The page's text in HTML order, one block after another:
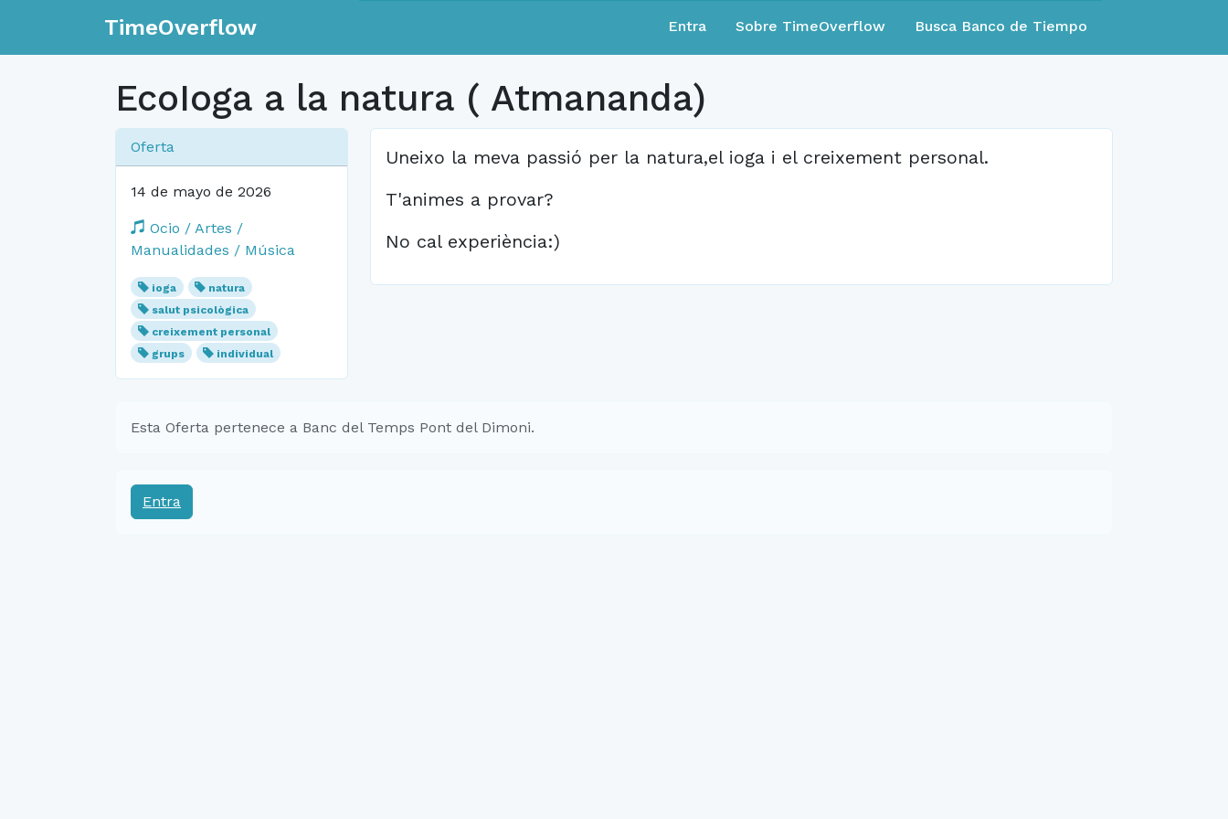
TimeOverflow Entra Sobre TimeOverflow Busca Banco de Tiempo
EcoIoga a la natura ( Atmananda)
Oferta
14 de mayo de 2026
Ocio / Artes /
Manualidades / Música
ioga
natura
salut psicològica
creixement personal
grups
individual
Uneixo la meva passió per la natura,el ioga i el creixement personal.
T'animes a provar?
No cal experiència:)
Esta Oferta pertenece a Banc del Temps Pont del Dimoni.
Entra